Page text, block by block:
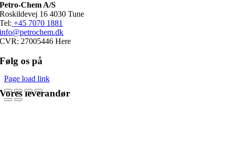
Petro-Chem A/S
Roskildevej 16 4030 Tune
Tel: +45 7070 1881
info@petrochem.dk
CVR: 27005446 Here
Følg os på
Vores leverandør
Page load link